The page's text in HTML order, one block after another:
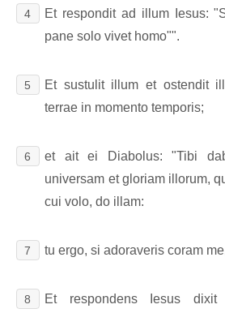
4
Et respondit ad illum Iesus:
pane solo vivet homo"".
5
Et sustulit illum et ostendit
terrae in momento temporis;
6
et ait ei Diabolus: "Tibi
universam et gloriam illorum,
cui volo, do illam:
7 tu ergo, si adoraveris coram
8
Et respondens Iesus